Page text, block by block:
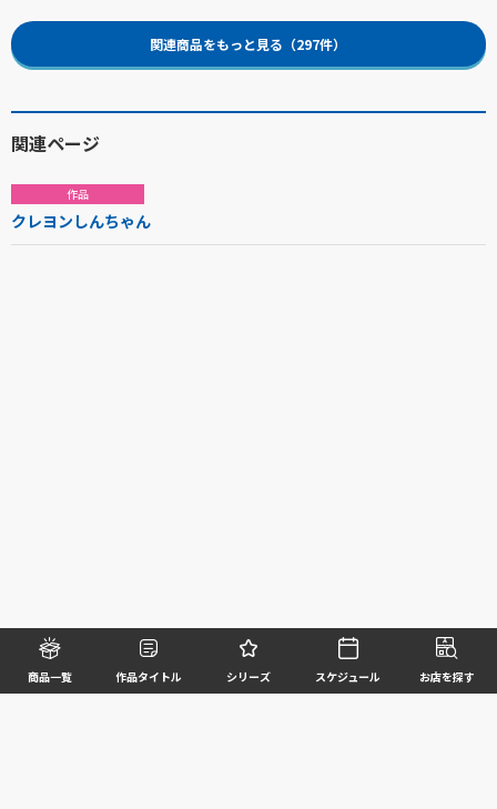
商品一覧 作品タイトル シリーズ スケジュール お店を探す
関連商品をもっと見る（297件）
関連ページ
作品
クレヨンしんちゃん